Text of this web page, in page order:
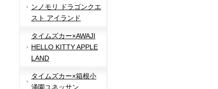
ンノモリ ドラゴンクエ
スト アイランド
タイムズカー×AWAJI
HELLO KITTY APPLE
LAND
タイムズカー×箱根小
涌園ユネッサン